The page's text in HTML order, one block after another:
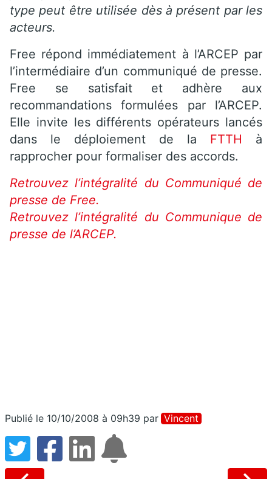
type peut être utilisée dès à présent par les
acteurs.
Free répond immédiatement à l’ARCEP par
l’intermédiaire d’un communiqué de presse.
Free se satisfait et adhère aux
recommandations formulées par l’ARCEP.
Elle invite les différents opérateurs lancés
dans le déploiement de la FTTH à
rapprocher pour formaliser des accords.
Retrouvez l’intégralité du Communiqué de
presse de Free.
Retrouvez l’intégralité du Communique de
presse de l’ARCEP.
Publié le 10/10/2008 à 09h39 par Vincent